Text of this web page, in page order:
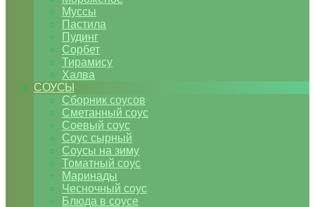
Муссы
Пастила
Пудинг
Сорбет
Тирамису
Халва
СОУСЫ
Сборник соусов
Сметанный соус
Соевый соус
Соус сырный
Соусы на зиму
Томатный соус
Маринады
Чесночный соус
Блюда в соусе